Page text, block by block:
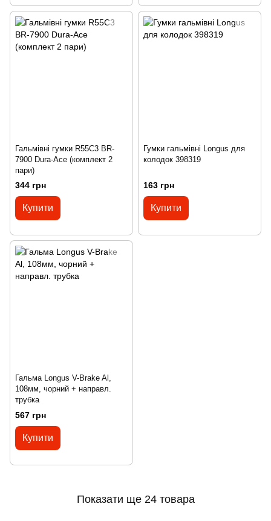
Гальмівні гумки R55C3 BR-
7900 Dura-Ace (комплект 2
пари)
344 грн
Купити
Гумки гальмівні Longus для
колодок 398319
163 грн
Купити
Гальма Longus V-Brake Al,
108мм, чорний + направл.
трубка
567 грн
Купити
Показати ще 24 товара